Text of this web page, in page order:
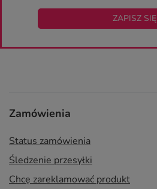
ZAPISZ SIĘ
Zamówienia
Status zamówienia
Śledzenie przesyłki
Chcę zareklamować produkt